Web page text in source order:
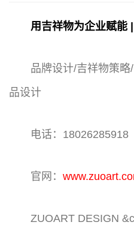
用吉祥物为企业赋能
品牌设计/吉祥物策
品设计
电话：18026285918
官网：
ZUOART DESIGN